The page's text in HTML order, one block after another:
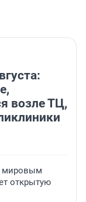
возле ТЦ,
мировым
открытую